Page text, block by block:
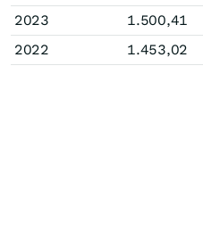
2023
1.500,41
2022
1.453,02